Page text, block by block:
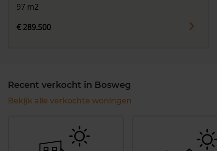
97 m2
€ 289.500
Recent verkocht in Bosweg
Bekijk alle verkochte woningen